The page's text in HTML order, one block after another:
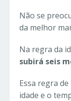
Não se
da melhor
Na regra da
subirá seis
Essa regra
idade e o